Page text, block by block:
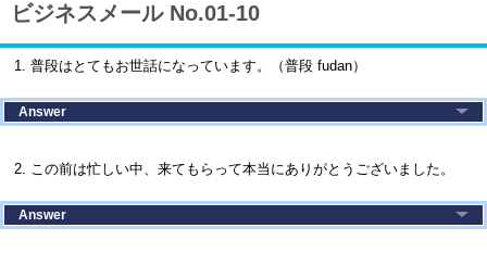
ビジネスメール No.01-10
1. 普段はとてもお世話になっています。（普段 fudan）
Answer
2. この前は忙しい中、来てもらって本当にありがとうございました。
Answer